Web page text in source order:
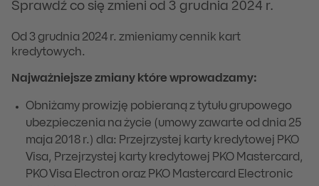
Sprawdź co się zmieni od 3 grudnia 2024 r.
Od 3 grudnia 2024 r. zmieniamy cennik kart
kredytowych.
Najważniejsze zmiany które wprowadzamy:
Obniżamy prowizję pobieraną z tytułu grupowego
ubezpieczenia na życie (umowy zawarte od dnia 25
maja 2018 r.) dla: Przejrzystej karty kredytowej PKO
Visa, Przejrzystej karty kredytowej PKO Mastercard,
PKO Visa Electron oraz PKO Mastercard Electronic